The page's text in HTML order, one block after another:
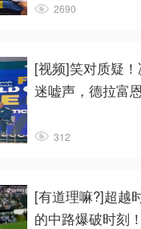
2690
[视频]笑对质疑
迷嘘声，德拉富
312
[有道理嘛?]超越
的中路爆破时刻！